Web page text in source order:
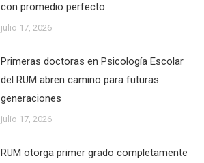
con promedio perfecto
julio 17, 2026
Primeras doctoras en Psicología Escolar
del RUM abren camino para futuras
generaciones
julio 17, 2026
RUM otorga primer grado completamente